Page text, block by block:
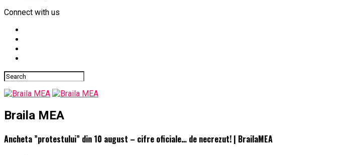
Connect with us
Braila MEA
Ancheta ”protestului” din 10 august – cifre oficiale… de necrezut! | BrailaMEA